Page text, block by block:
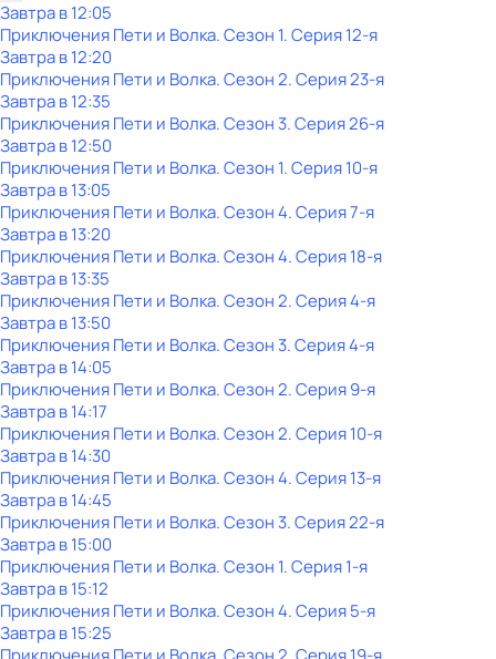
Завтра в 12:05
Приключения Пети и Волка. Сезон 1. Серия 12-я
Завтра в 12:20
Приключения Пети и Волка. Сезон 2. Серия 23-я
Завтра в 12:35
Приключения Пети и Волка. Сезон 3. Серия 26-я
Завтра в 12:50
Приключения Пети и Волка. Сезон 1. Серия 10-я
Завтра в 13:05
Приключения Пети и Волка. Сезон 4. Серия 7-я
Завтра в 13:20
Приключения Пети и Волка. Сезон 4. Серия 18-я
Завтра в 13:35
Приключения Пети и Волка. Сезон 2. Серия 4-я
Завтра в 13:50
Приключения Пети и Волка. Сезон 3. Серия 4-я
Завтра в 14:05
Приключения Пети и Волка. Сезон 2. Серия 9-я
Завтра в 14:17
Приключения Пети и Волка. Сезон 2. Серия 10-я
Завтра в 14:30
Приключения Пети и Волка. Сезон 4. Серия 13-я
Завтра в 14:45
Приключения Пети и Волка. Сезон 3. Серия 22-я
Завтра в 15:00
Приключения Пети и Волка. Сезон 1. Серия 1-я
Завтра в 15:12
Приключения Пети и Волка. Сезон 4. Серия 5-я
Завтра в 15:25